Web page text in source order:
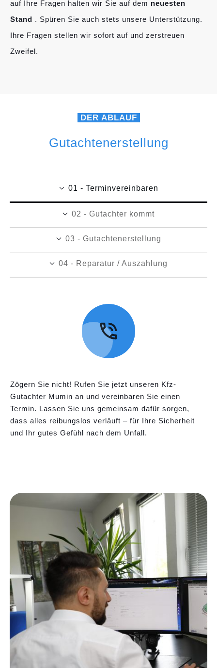
auf Ihre Fragen halten wir Sie auf dem neuesten
Stand . Spüren Sie auch stets unsere Unterstützung.
Ihre Fragen stellen wir sofort auf und zerstreuen
Zweifel.
DER ABLAUF
Gutachtenerstellung
01 - Terminvereinbaren
02 - Gutachter kommt
03 - Gutachtenerstellung
04 - Reparatur / Auszahlung
Zögern Sie nicht! Rufen Sie jetzt unseren Kfz-
Gutachter Mumin an und vereinbaren Sie einen
Termin. Lassen Sie uns gemeinsam dafür sorgen,
dass alles reibungslos verläuft – für Ihre Sicherheit
und Ihr gutes Gefühl nach dem Unfall.